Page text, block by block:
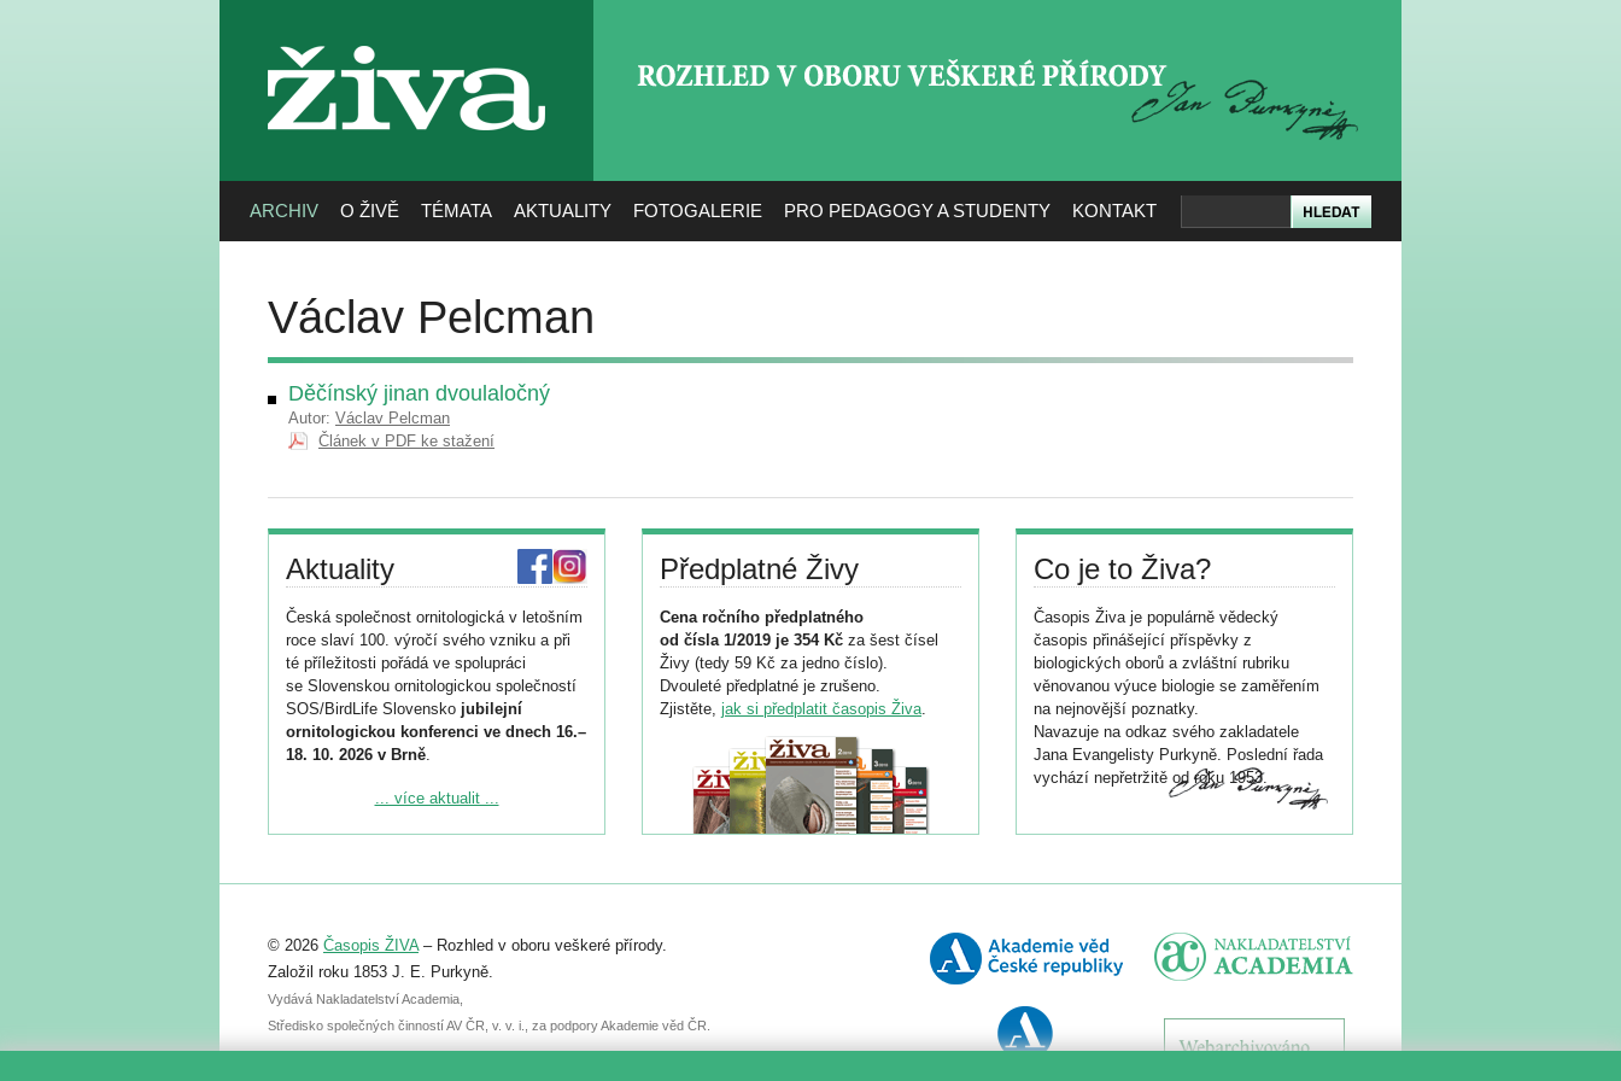
živa
ARCHIV O ŽIVĚ TÉMATA AKTUALITY FOTOGALERIE PRO PEDAGOGY A STUDENTY KONTAKT
Václav Pelcman
Děčínský jinan dvoulaločný
Autor: Václav Pelcman
Článek v PDF ke stažení
Aktuality
Česká společnost ornitologická v letošním
roce slaví 100. výročí svého vzniku a při
té příležitosti pořádá ve spolupráci
se Slovenskou ornitologickou společností
SOS/BirdLife Slovensko jubilejní
ornitologickou konferenci ve dnech 16.–
18. 10. 2026 v Brně.
Podrobnější informace ke konferenci
Registrovat se můžete do 6. září.
abstraktu přihlášené přednášky nebo
posteru je už 30. června.
... více aktualit ...
Předplatné Živy
Cena ročního předplatného
od čísla 1/2019 je 354 Kč za šest čísel
Živy (tedy 59 Kč za jedno číslo).
Dvouleté předplatné je zrušeno.
Zjistěte, jak si předplatit časopis Živa.
Co je to Živa?
Časopis Živa je populárně vědecký
časopis přinášející příspěvky z
biologických oborů a zvláštní rubriku
věnovanou výuce biologie se zaměřením
na nejnovější poznatky.
Navazuje na odkaz svého zakladatele
Jana Evangelisty Purkyně. Poslední řada
vychází nepřetržitě od roku 1953.
© 2026 Časopis ŽIVA– Rozhled v oboru veškeré přírody.
Založil roku 1853 J. E. Purkyně.
Vydává Nakladatelství Academia,
Středisko společných činností AV ČR, v. v. i., za podpory Akademie věd ČR.